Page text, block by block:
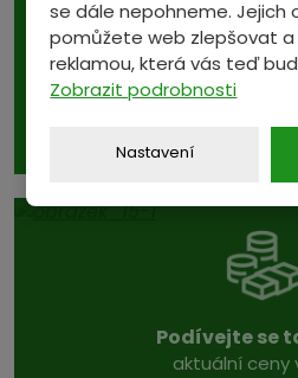
10. 8. - 15.
Olovo - kus,
35 Kč/
Podívejte se
aktuální ceny
se dále nepohneme. Jejich
pomůžete web zlepšovat
reklamou, která vás teď
Zobrazit podrobnosti
Nastavení